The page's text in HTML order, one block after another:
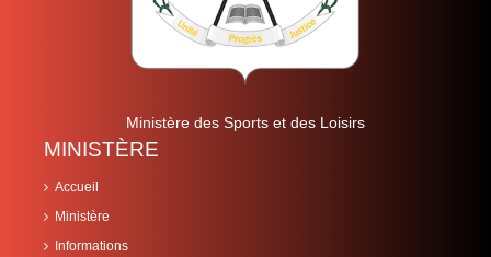
Ministère des Sports et des Loisirs
MINISTÈRE
Accueil
Ministère
Informations